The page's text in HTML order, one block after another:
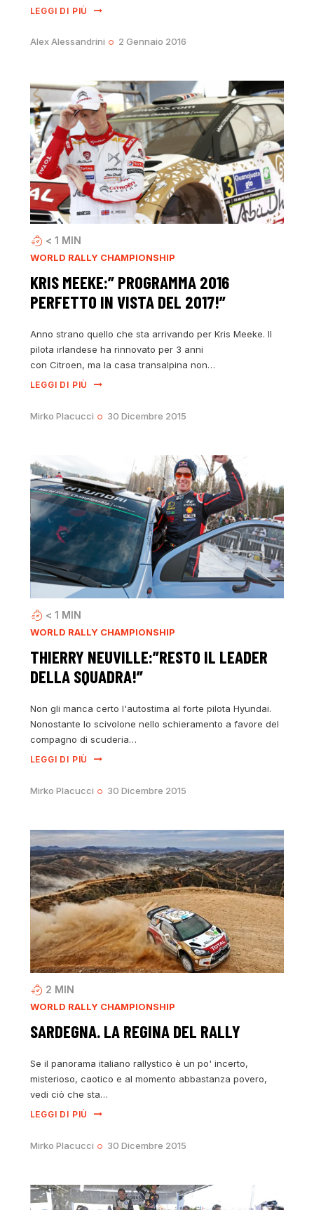
LEGGI DI PIÙ
Alex Alessandrini 2 Gennaio 2016
< 1 MIN
WORLD RALLY CHAMPIONSHIP
KRIS MEEKE:” PROGRAMMA 2016
PERFETTO IN VISTA DEL 2017!”
Anno strano quello che sta arrivando per Kris Meeke. Il
pilota irlandese ha rinnovato per 3 anni
con Citroen, ma la casa transalpina non…
LEGGI DI PIÙ
Mirko Placucci 30 Dicembre 2015
< 1 MIN
WORLD RALLY CHAMPIONSHIP
THIERRY NEUVILLE:”RESTO IL LEADER
DELLA SQUADRA!”
Non gli manca certo l'autostima al forte pilota Hyundai.
Nonostante lo scivolone nello schieramento a favore del
compagno di scuderia…
LEGGI DI PIÙ
Mirko Placucci 30 Dicembre 2015
2 MIN
WORLD RALLY CHAMPIONSHIP
SARDEGNA. LA REGINA DEL RALLY
Se il panorama italiano rallystico è un po' incerto,
misterioso, caotico e al momento abbastanza povero,
vedi ciò che sta…
LEGGI DI PIÙ
Mirko Placucci 30 Dicembre 2015